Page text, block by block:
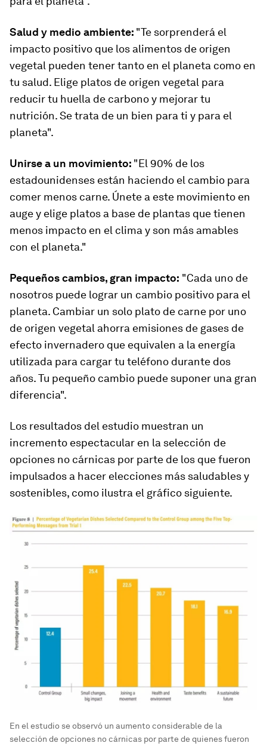
Salud y medio ambiente: "Te sorprenderá el
impacto positivo que los alimentos de origen
vegetal pueden tener tanto en el planeta como en
tu salud. Elige platos de origen vegetal para
reducir tu huella de carbono y mejorar tu
nutrición. Se trata de un bien para ti y para el
planeta".
Unirse a un movimiento: "El 90% de los
estadounidenses están haciendo el cambio para
comer menos carne. Únete a este movimiento en
auge y elige platos a base de plantas que tienen
menos impacto en el clima y son más amables
con el planeta."
Pequeños cambios, gran impacto: "Cada uno de
nosotros puede lograr un cambio positivo para el
planeta. Cambiar un solo plato de carne por uno
de origen vegetal ahorra emisiones de gases de
efecto invernadero que equivalen a la energía
utilizada para cargar tu teléfono durante dos
años. Tu pequeño cambio puede suponer una gran
diferencia".
Los resultados del estudio muestran un
incremento espectacular en la selección de
opciones no cárnicas por parte de los que fueron
impulsados a hacer elecciones más saludables y
sostenibles, como ilustra el gráfico siguiente.
En el estudio se observó un aumento considerable de la
selección de opciones no cárnicas por parte de quienes fueron